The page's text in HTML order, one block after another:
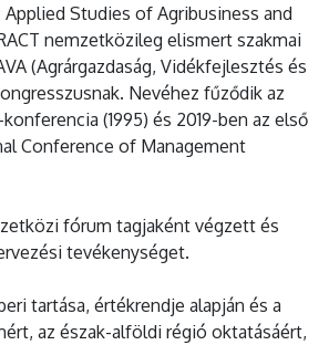
Studies of Agribusiness and
nemzetközileg elismert szakmai
(Agrárgazdaság, Vidékfejlesztés és
Nevéhez fűződik az
(1995) és 2019-ben az első
Conference of Management
fórum tagjaként végzett és
tevékenységet.
tartása, értékrendje alapján és a
az észak-alföldi régió oktatásáért,